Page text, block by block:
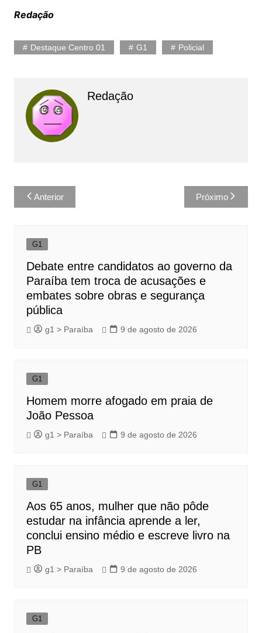
Redação
Destaque Centro 01 G1 Policial
Redação
Navegação
de
Anterior Próximo
G1
Debate entre candidatos ao governo da
Paraíba tem troca de acusações e
embates sobre obras e segurança
pública
g1 > Paraíba 9 de agosto de 2026
G1
Homem morre afogado em praia de
João Pessoa
g1 > Paraíba 9 de agosto de 2026
G1
Aos 65 anos, mulher que não pôde
estudar na infância aprende a ler,
conclui ensino médio e escreve livro na
PB
g1 > Paraíba 9 de agosto de 2026
G1